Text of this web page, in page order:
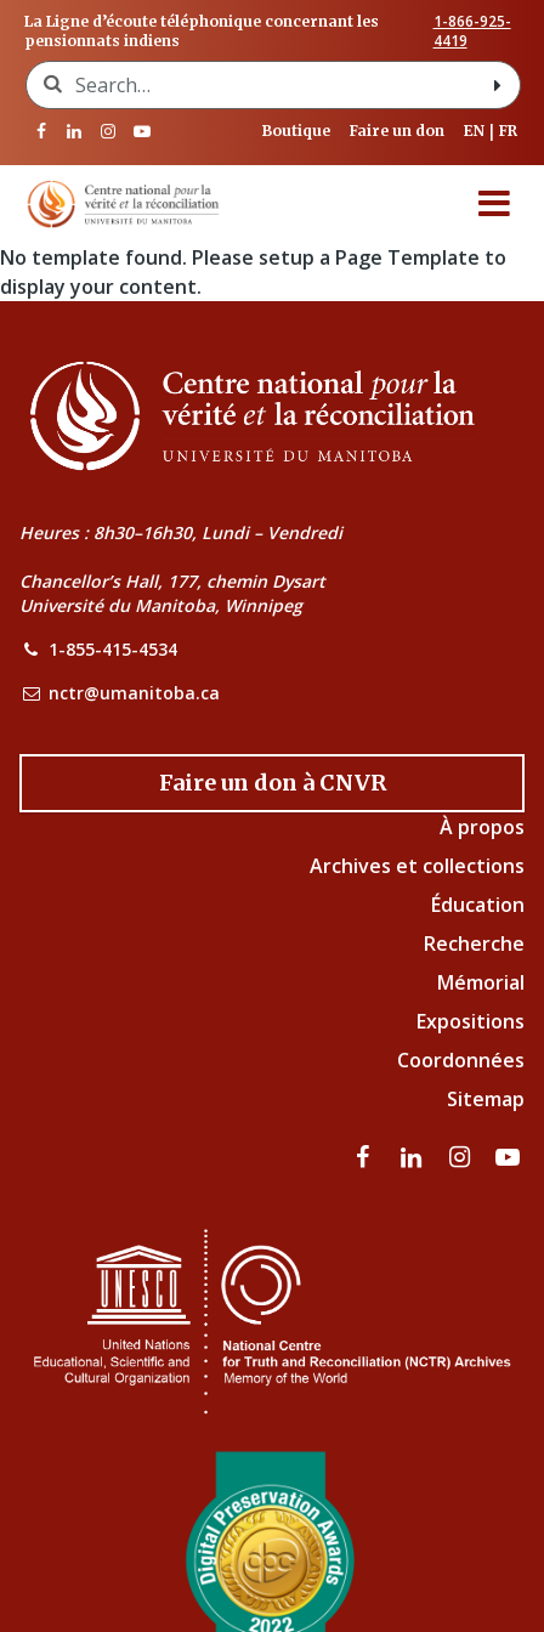
La Ligne d’écoute téléphonique concernant les
pensionnats indiens
1-866-925-
4419
Search for:
Boutique Faire un don EN FR
No template found. Please setup a Page Template to
display your content.
Heures : 8h30–16h30, Lundi – Vendredi
Chancellor’s Hall, 177, chemin Dysart
Université du Manitoba, Winnipeg
1-855-415-4534
nctr@umanitoba.ca
Faire un don à CNVR
À propos
Archives et collections
Éducation
Recherche
Mémorial
Expositions
Coordonnées
Sitemap